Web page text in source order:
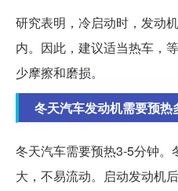
研究表明，冷启动时，发动
内。因此，建议适当热车，
少摩擦和磨损。
冬天汽车发动机需要预热
冬天汽车需要预热3-5分钟。
大，不易流动。启动发动机